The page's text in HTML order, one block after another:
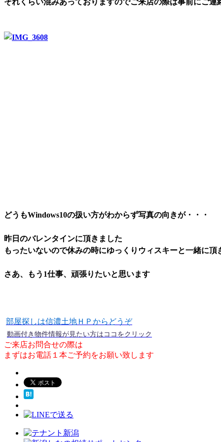
それくらい混みあっておりますのでご来店の際は事前にご連
どうもWindows10の扱い方がわからず写真の向きが・・・
昨日のバレンタインに頂きました
もったいないので休みの時にゆっくりウィスキーと一緒に頂
さあ、もう1仕事、頑張りたいと思います
部屋探しは信濃土地ＨＰからどうぞ
動画付き物件情報が見たい方はココをクリック
ご来店お問合せの際は
まずはお電話１本ご予約をお願い致します